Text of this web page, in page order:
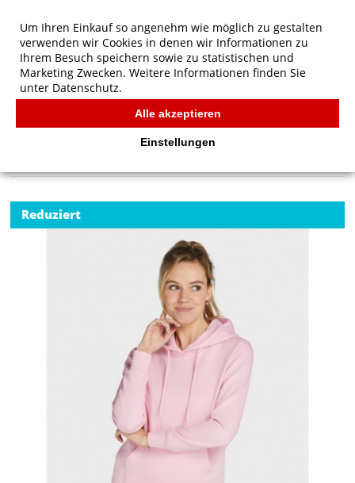
SG Originals Hooded Sweatshirt Women
Reduziert
Um Ihren Einkauf so angenehm wie möglich zu gestalten
verwenden wir Cookies in denen wir Informationen zu
Ihrem Besuch speichern sowie zu statistischen und
Marketing Zwecken. Weitere Informationen finden Sie
unter Datenschutz.
Alle akzeptieren
Einstellungen